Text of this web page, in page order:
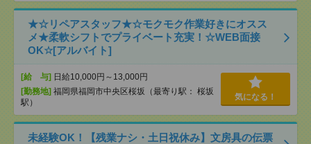
★☆リペアスタッフ★☆モクモク作業好きにオスス
メ★柔軟シフトでプライベート充実！☆WEB面接
OK☆[アルバイト]
[給 与] 日給10,000円～13,000円
[勤務地] 福岡県福岡市中央区桜坂（最寄り駅： 桜坂
駅）
気になる！
未経験OK！【残業ナシ・土日祝休み】文房具の伝票